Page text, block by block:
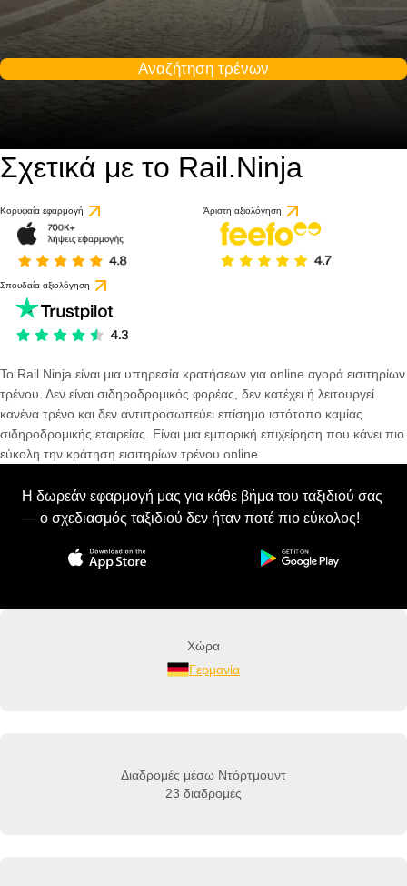
Αναζήτηση τρένων
Σχετικά με το Rail.Ninja
Κορυφαία εφαρμογή Άριστη αξιολόγηση
Σπουδαία αξιολόγηση
Το Rail Ninja είναι μια υπηρεσία κρατήσεων για online αγορά εισιτηρίων
τρένου. Δεν είναι σιδηροδρομικός φορέας, δεν κατέχει ή λειτουργεί
κανένα τρένο και δεν αντιπροσωπεύει επίσημο ιστότοπο καμίας
σιδηροδρομικής εταιρείας. Είναι μια εμπορική επιχείρηση που κάνει πιο
εύκολη την κράτηση εισιτηρίων τρένου online.
Η δωρεάν εφαρμογή μας για κάθε βήμα του ταξιδιού σας
— ο σχεδιασμός ταξιδιού δεν ήταν ποτέ πιο εύκολος!
Χώρα
Γερμανία
Διαδρομές μέσω Ντόρτμουντ
23 διαδρομές